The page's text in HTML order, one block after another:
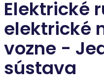
Elektrické
elektrické
vozne -
sústava